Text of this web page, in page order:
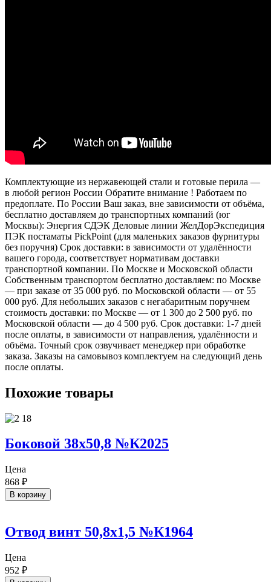
Комплектующие из нержавеющей стали и готовые перила —
в любой регион России Обратите внимание ! Работаем по
предоплате. По России Ваш заказ, вне зависимости от объёма,
бесплатно доставляем до транспортных компаний (юг
Москвы): Энергия СДЭК Деловые линии ЖелДорЭкспедиция
ПЭК постаматы PickPoint (для маленьких заказов фурнитуры
без поручня) Срок доставки: в зависимости от удалённости
вашего города, соответствует нормативам доставки
транспортной компании. По Москве и Московской области
Собственным транспортом бесплатно доставляем: по Москве
— при заказе от 35 000 руб. по Московской области — от 55
000 руб. Для небольших заказов с негабаритным поручнем
стоимость доставки: по Москве — от 1 300 до 2 500 руб. по
Московской области — до 4 500 руб. Срок доставки: 1-7 дней
после оплаты, в зависимости от направления, удалённости и
объёма. Точный срок озвучивает менеджер при обработке
заказа. Заказы на самовывоз комплектуем на следующий день
после оплаты.
Похожие товары
Боковой 38х50,8 №К2025
Цена
868 ₽
В корзину
Отвод винт 50,8х1,5 №К1964
Цена
952 ₽